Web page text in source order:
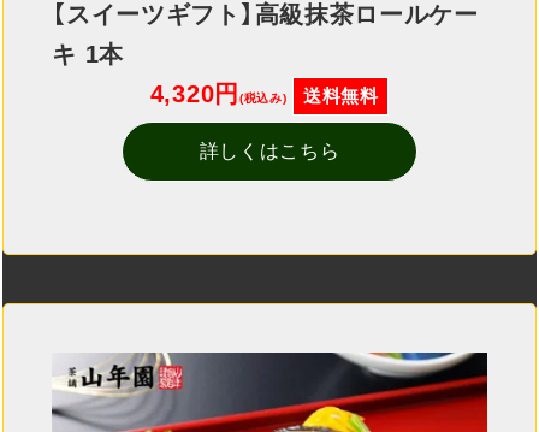
【スイーツギフト】高級抹茶ロールケー
キ 1本
4,320円 (税込み) 送料無料
詳しくはこちら